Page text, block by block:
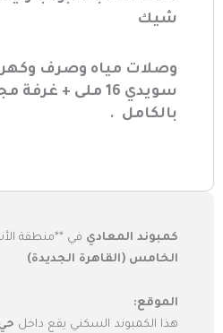
شيك
وصلات مياه وصرف
سويدي 16 ملى +
بالكامل .
كمبوند المعادي في **منطقة
الخامس (القاهرة الجديدة)
الموقع:
هذا الكمبوند السكني يقع داخل